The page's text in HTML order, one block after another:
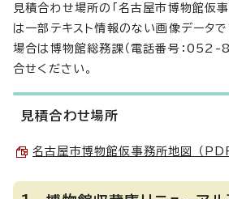
見積合わせ場所の「名古屋市博物館仮
は一部テキスト情報のない画像データ
場合は博物館総務課（電話番号：
合せください。
見積合わせ場所
名古屋市博物館仮事務所地図 （